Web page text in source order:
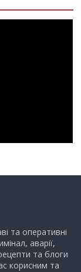
та оперативні
аварії,
та блоги
корисним та